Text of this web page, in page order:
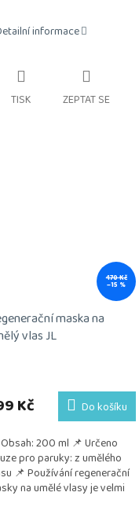
informace
TISK ZEPTAT SE
470 Kč
–15 %
maska na
vlas JL
Kč Do košíku
200 ml 📌 Určeno
pro paruky: z umělého
📌 Používání regenerační
na umělé vlasy je velmi